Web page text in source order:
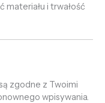
materiału i trwałość
zgodne z Twoimi
wpisywania.